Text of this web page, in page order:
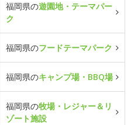
福岡県の遊園地・テーマパー
ク
福岡県のフードテーマパーク
福岡県のキャンプ場・BBQ場
福岡県の牧場・レジャー＆リ
ゾート施設